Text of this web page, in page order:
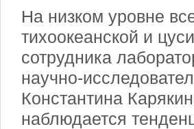
На низком уровне
тихоокеанской и
сотрудника
научно-
Константина
наблюдается